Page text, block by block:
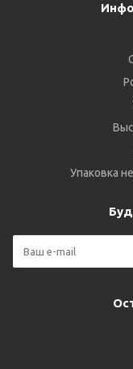
Упаковка